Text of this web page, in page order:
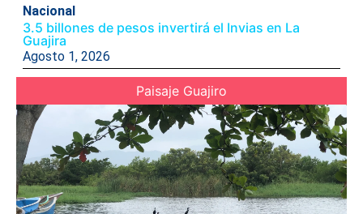
Nacional
3.5 billones de pesos invertirá el Invias en La
Guajira
Agosto 1, 2026
Paisaje Guajiro